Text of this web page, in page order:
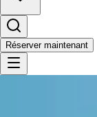
Réserver maintenant